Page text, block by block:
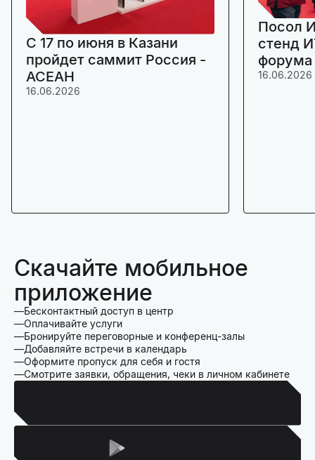
C 17 по июня в Казани
пройдет саммит Россия -
АСЕАН
16.06.2026
Посол
стенд
16.06.2026
Скачайте мобильное
приложение
Бесконтактный доступ в центр
Оплачивайте услуги
Бронируйте переговорные и конференц-залы
Добавляйте встречи в календарь
Оформите пропуск для себя и гостя
Смотрите заявки, обращения, чеки в личном кабинете